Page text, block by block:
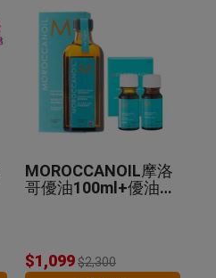
MOROCCANOIL摩洛
哥優油100ml+優油MI
$1,099$2,300